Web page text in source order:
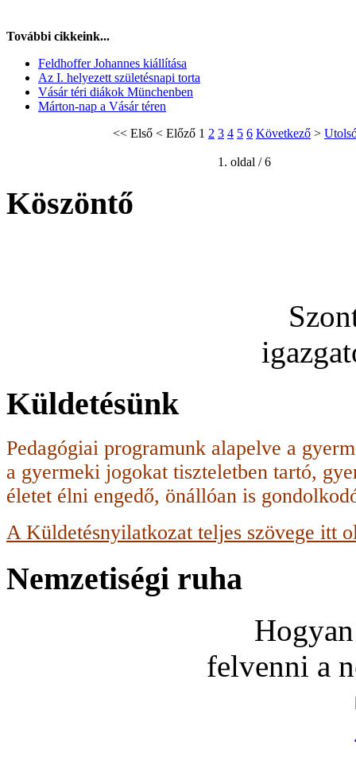
További cikkeink...
Feldhoffer Johannes kiállítása
Az I. helyezett születésnapi torta
Vásár téri diákok Münchenben
Márton-nap a Vásár téren
<< Első < Előző 1 2 3 4 5 6 Következő >
1. oldal / 6
Köszöntő
Küldetésünk
Pedagógiai programunk alapelve a
a gyermeki jogokat tiszteletben tartó,
életet élni engedő, önállóan is
A Küldetésnyilatkozat teljes szövege itt
Nemzetiségi ruha
felvenni a